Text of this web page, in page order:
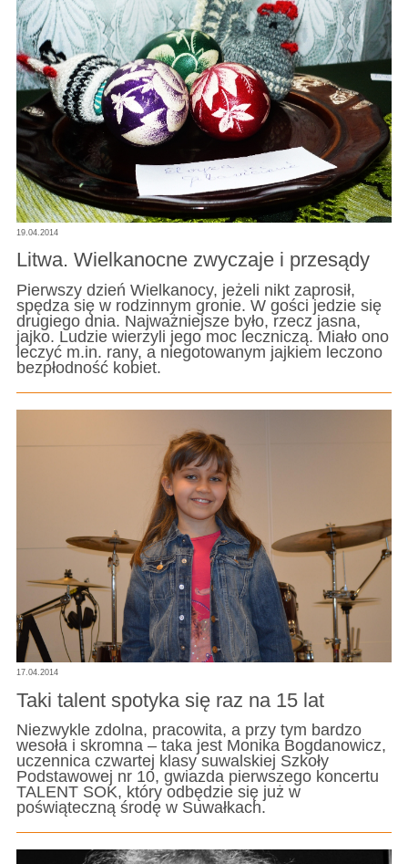
19.04.2014
Litwa. Wielkanocne zwyczaje i przesądy
Pierwszy dzień Wielkanocy, jeżeli nikt zaprosił,
spędza się w rodzinnym gronie. W gości jedzie się
drugiego dnia. Najważniejsze było, rzecz jasna,
jajko. Ludzie wierzyli jego moc leczniczą. Miało ono
leczyć m.in. rany, a niegotowanym jajkiem leczono
bezpłodność kobiet.
17.04.2014
Taki talent spotyka się raz na 15 lat
Niezwykle zdolna, pracowita, a przy tym bardzo
wesoła i skromna – taka jest Monika Bogdanowicz,
uczennica czwartej klasy suwalskiej Szkoły
Podstawowej nr 10, gwiazda pierwszego koncertu
TALENT SOK, który odbędzie się już w
poświąteczną środę w Suwałkach.